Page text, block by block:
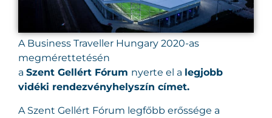
A Business Traveller Hungary 2020-as
megmérettetésén
a Szent Gellért Fórum nyerte el a legjobb
vidéki rendezvényhelyszín címet.
A Szent Gellért Fórum legfőbb erőssége a